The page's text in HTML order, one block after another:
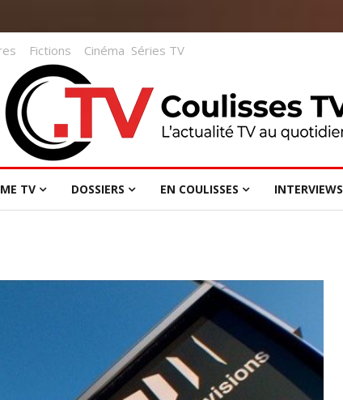
Fictions Cinéma Séries TV
TV DOSSIERS EN COULISSES INTERVIEWS